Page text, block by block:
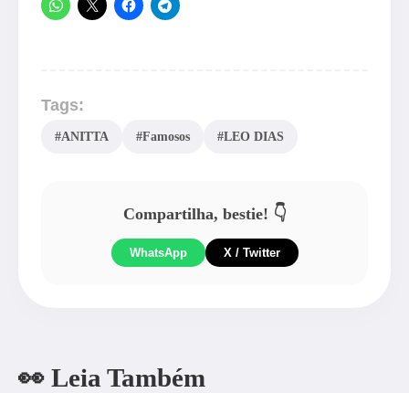
Tags:
#ANITTA #Famosos #LEO DIAS
Compartilha, bestie! 👇
WhatsApp X / Twitter
👀 Leia Também